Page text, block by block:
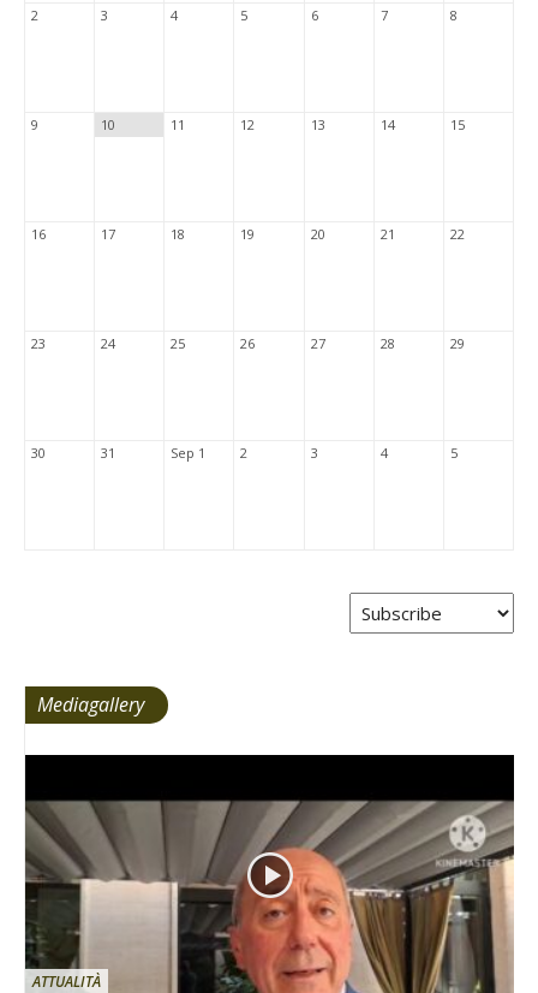
2 3 4 5 6 7 8
9 10 11 12 13 14 15
16 17 18 19 20 21 22
23 24 25 26 27 28 29
30 31 Sep 1 2 3 4 5
Mediagallery
ATTUALITÀ